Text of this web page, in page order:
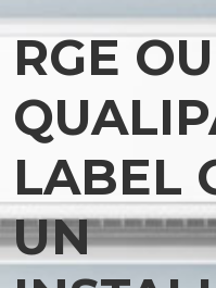
RGE OU
LABEL
UN